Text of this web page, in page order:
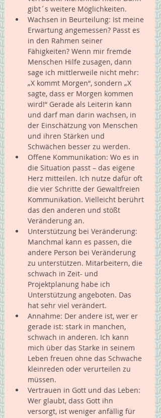
gibt´s weitere Möglichkeiten.
Wachsen in Beurteilung: Ist meine
Erwartung angemessen? Passt es
in den Rahmen seiner
Fähigkeiten? Wenn mir fremde
Menschen Hilfe zusagen, dann
sage ich mittlerweile nicht mehr:
„X kommt Morgen“, sondern „X
sagte, dass er Morgen kommen
wird!“ Gerade als Leiterin kann
und darf man darin wachsen, in
der Einschätzung von Menschen
und ihren Stärken und
Schwächen besser zu werden.
Offene Kommunikation: Wo es in
die Situation passt – das eigene
Herz mitteilen. Ich nutze dafür oft
die vier Schritte der Gewaltfreien
Kommunikation. Vielleicht berührt
das den anderen und stößt
Veränderung an.
Unterstützung bei Veränderung:
Manchmal kann es passen, die
andere Person bei Veränderung
zu unterstützen. Mitarbeitern, die
schwach in Zeit- und
Projektplanung habe ich
Unterstützung angeboten. Das
hat sehr viel verändert.
Annahme: Der andere ist, wer er
gerade ist: stark in manchen,
schwach in anderen. Ich kann
mich über das Starke in seinem
Leben freuen ohne das Schwache
kleinreden oder verurteilen zu
müssen.
Vertrauen in Gott und das Leben:
Wer glaubt, dass Gott ihn
versorgt, ist weniger anfällig für